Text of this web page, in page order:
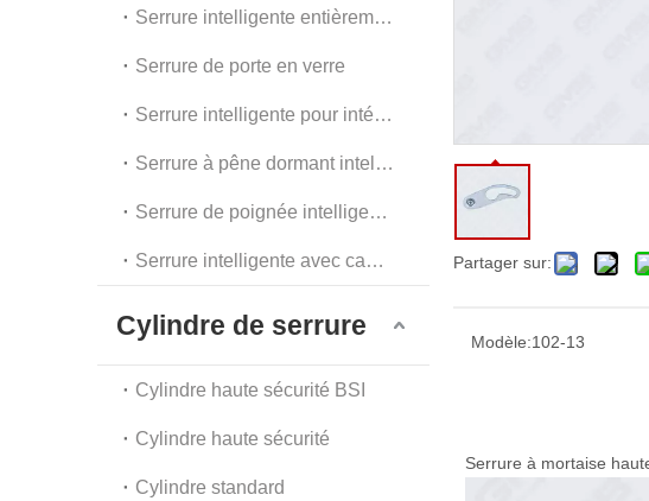
Serrure intelligente entièrement automatique
Serrure de porte en verre
Serrure intelligente pour intérieur et appartement
Serrure à pêne dormant intelligente
Serrure de poignée intelligente
Serrure intelligente avec caméra
Cylindre de serrure
Cylindre haute sécurité BSI
Cylindre haute sécurité
Cylindre standard
Partager sur:
Modèle:102-13
Serrure à mortaise